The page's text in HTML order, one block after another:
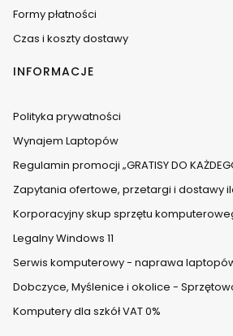
Formy płatności
Czas i koszty dostawy
INFORMACJE
Polityka prywatności
Wynajem Laptopów
Regulamin promocji „GRATISY DO
Zapytania ofertowe, przetargi i dostawy
Korporacyjny skup sprzętu
Legalny Windows 11
Serwis komputerowy - naprawa
Dobczyce, Myślenice i okolice -
Komputery dla szkół VAT 0%